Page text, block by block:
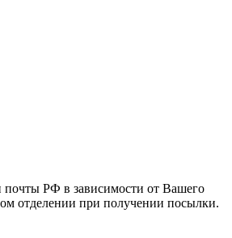
почты РФ в зависимости от Вашего
отделении при получении посылки.